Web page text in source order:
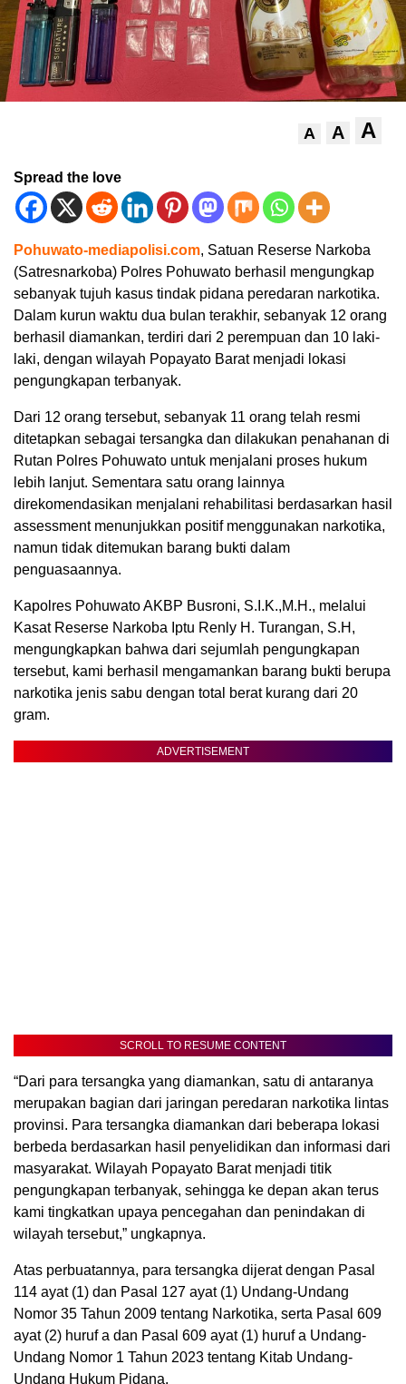
A A A
Spread the love
Pohuwato-mediapolisi.com, Satuan Reserse Narkoba
(Satresnarkoba) Polres Pohuwato berhasil mengungkap
sebanyak tujuh kasus tindak pidana peredaran narkotika.
Dalam kurun waktu dua bulan terakhir, sebanyak 12 orang
berhasil diamankan, terdiri dari 2 perempuan dan 10 laki-
laki, dengan wilayah Popayato Barat menjadi lokasi
pengungkapan terbanyak.
Dari 12 orang tersebut, sebanyak 11 orang telah resmi
ditetapkan sebagai tersangka dan dilakukan penahanan di
Rutan Polres Pohuwato untuk menjalani proses hukum
lebih lanjut. Sementara satu orang lainnya
direkomendasikan menjalani rehabilitasi berdasarkan hasil
assessment menunjukkan positif menggunakan narkotika,
namun tidak ditemukan barang bukti dalam
penguasaannya.
Kapolres Pohuwato AKBP Busroni, S.I.K.,M.H., melalui
Kasat Reserse Narkoba Iptu Renly H. Turangan, S.H,
mengungkapkan bahwa dari sejumlah pengungkapan
tersebut, kami berhasil mengamankan barang bukti berupa
narkotika jenis sabu dengan total berat kurang dari 20
gram.
ADVERTISEMENT
SCROLL TO RESUME CONTENT
“Dari para tersangka yang diamankan, satu di antaranya
merupakan bagian dari jaringan peredaran narkotika lintas
provinsi. Para tersangka diamankan dari beberapa lokasi
berbeda berdasarkan hasil penyelidikan dan informasi dari
masyarakat. Wilayah Popayato Barat menjadi titik
pengungkapan terbanyak, sehingga ke depan akan terus
kami tingkatkan upaya pencegahan dan penindakan di
wilayah tersebut,” ungkapnya.
Atas perbuatannya, para tersangka dijerat dengan Pasal
114 ayat (1) dan Pasal 127 ayat (1) Undang-Undang
Nomor 35 Tahun 2009 tentang Narkotika, serta Pasal 609
ayat (2) huruf a dan Pasal 609 ayat (1) huruf a Undang-
Undang Nomor 1 Tahun 2023 tentang Kitab Undang-
Undang Hukum Pidana.